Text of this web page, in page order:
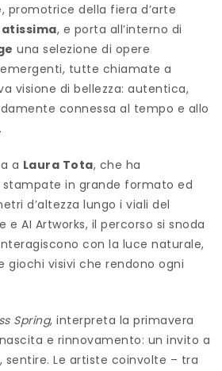
, promotrice della fiera d’arte
, e porta all’interno di
una selezione di opere
tutte chiamate a
visione di bellezza: autentica,
connessa al tempo e allo
a Laura Tota, che ha
stampate in grande formato ed
d’altezza lungo i viali del
e AI Artworks, il percorso si snoda
con la luce naturale,
giochi visivi che rendono ogni
Spring, interpreta la primavera
e rinnovamento: un invito a
sentire. Le artiste coinvolte – tra